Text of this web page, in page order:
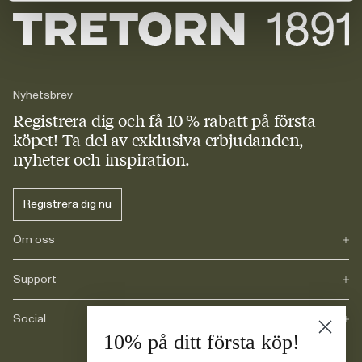
Nyhetsbrev
Registrera dig och få 10 % rabattpå första
köpet! Ta del av exklusiva erbjudanden,
nyheter och inspiration.
Registrera dig nu
Om oss
Vårt arv
Journals
Karriär
Support
FAQ
Leverans
Social
10% på ditt första köp!